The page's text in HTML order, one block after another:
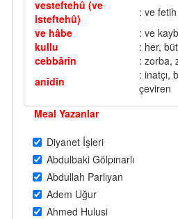
vesteftehû (ve
isteftehû)
: ve
ve hâbe
: ve
kullu
: her,
cebbârin
: zorba,
anîdin
: inatçı,
çeviren
Meal Yazanlar
Diyanet İşleri
Abdulbaki Gölpınarlı
Abdullah Parlıyan
Adem Uğur
Ahmed Hulusi